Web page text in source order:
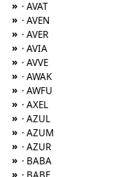
» · AVAT
» · AVEN
» · AVER
» · AVIA
» · AVVE
» · AWAK
» · AWFU
» · AXEL
» · AZUL
» · AZUM
» · AZUR
» · BABA
»